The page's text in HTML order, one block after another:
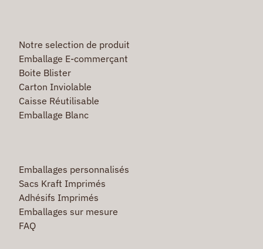
Notre selection de produit
Emballage E-commerçant
Boite Blister
Carton Inviolable
Caisse Réutilisable
Emballage Blanc
Emballages personnalisés
Sacs Kraft Imprimés
Adhésifs Imprimés
Emballages sur mesure
FAQ